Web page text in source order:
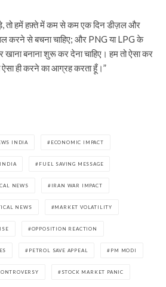
तो हमें हफ़्ते में कम से कम एक दिन डीज़ल और
करने से बचना चाहिए; और PNG या LPG के
बनाना शुरू कर देना चाहिए। हम तो ऐसा कर
ही करने का आग्रह करता हूँ।”
INDIA ECONOMIC IMPACT
FUEL SAVING MESSAGE
NEWS IRAN WAR IMPACT
NEWS MARKET VOLATILITY
OPPOSITION REACTION
PETROL SAVE APPEAL PM MODI
STOCK MARKET PANIC